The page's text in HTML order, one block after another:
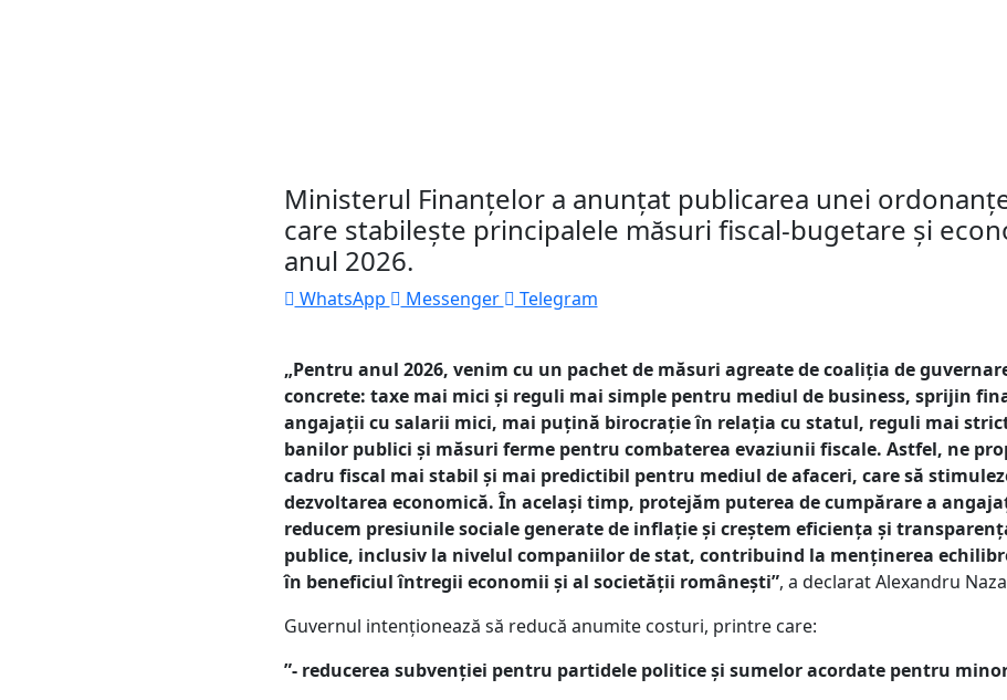
Ministerul Finanțelor a anunțat publicarea unei
care stabilește principalele măsuri fiscal-bugetare și
anul 2026.
WhatsApp Messenger Telegram
„Pentru anul 2026, venim cu un pachet de măsuri agreate de coaliția de
concrete: taxe mai mici și reguli mai simple pentru mediul de business, sprijin
angajații cu salarii mici, mai puțină birocrație în relația cu statul, reguli mai
banilor publici și măsuri ferme pentru combaterea evaziunii fiscale. Astfel, ne
cadru fiscal mai stabil și mai predictibil pentru mediul de afaceri, care să
dezvoltarea economică. În același timp, protejăm puterea de cumpărare a
reducem presiunile sociale generate de inflație și creștem eficiența și
publice, inclusiv la nivelul companiilor de stat, contribuind la menținerea
în beneficiul întregii economii și al societății românești”, a declarat Alexandru
Guvernul intenționează să reducă anumite costuri, printre care:
”- reducerea subvenției pentru partidele politice și sumelor acordate pentru